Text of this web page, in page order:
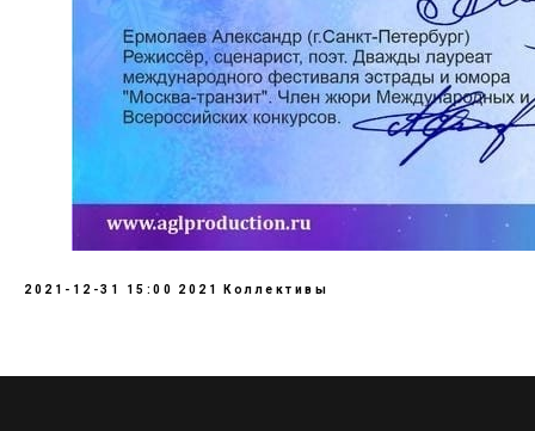
2021-12-31 15:00 2021 Коллективы